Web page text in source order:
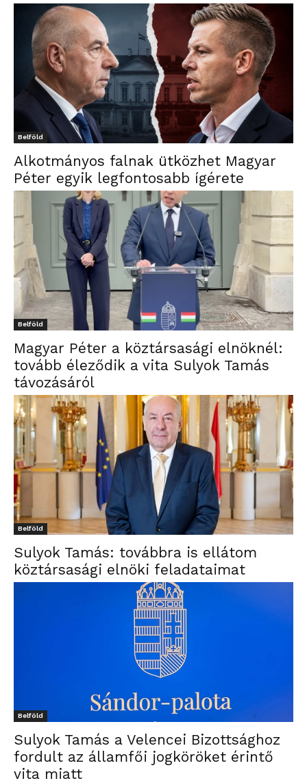
Belföld
Alkotmányos falnak ütközhet Magyar
Péter egyik legfontosabb ígérete
Belföld
Magyar Péter a köztársasági elnöknél:
tovább éleződik a vita Sulyok Tamás
távozásáról
Belföld
Sulyok Tamás: továbbra is ellátom
köztársasági elnöki feladataimat
Belföld
Sulyok Tamás a Velencei Bizottsághoz
fordult az államfői jogköröket érintő
vita miatt